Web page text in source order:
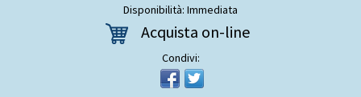
Disponibilità: Immediata
Acquista on-line
Condivi: